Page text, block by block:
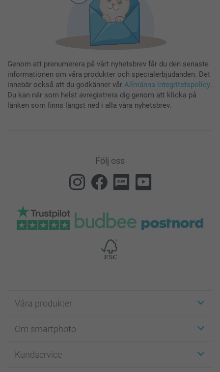
Genom att prenumerera på vårt nyhetsbrev får du den senaste
informationen om våra produkter och specialerbjudanden. Det
innebär också att du godkänner vår Allmänna integritetspolicy.
Du kan när som helst avregistrera dig genom att klicka på
länken som finns längst ned i alla våra nyhetsbrev.
Följ oss
Våra produkter
Fotokort
Fotoböcker
Om smartphoto
För affiliates
Kundservice